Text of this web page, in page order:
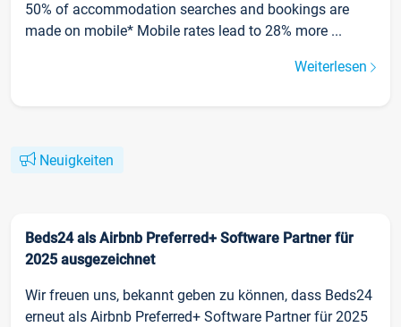
50% of accommodation searches and bookings are
made on mobile* Mobile rates lead to 28% more ...
Weiterlesen
Neuigkeiten
Beds24 als Airbnb Preferred+ Software Partner für
2025 ausgezeichnet
Wir freuen uns, bekannt geben zu können, dass Beds24
erneut als Airbnb Preferred+ Software Partner für 2025